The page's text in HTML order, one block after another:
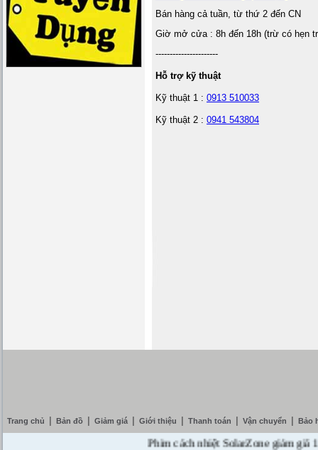
Bán hàng cả tuần, từ thứ 2 đến CN
Giờ mở cửa : 8h đến 18h (trừ có hẹn
----------------------
Hỗ trợ kỹ thuật
Kỹ thuật 1 : 0913 510033
Kỹ thuật 2 : 0941 543804
Trang chủ Bản đồ Giảm giá Giới thiệu Thanh toán Vận chuyển Bảo
Phim cách nhiệt SolarZone giảm giá